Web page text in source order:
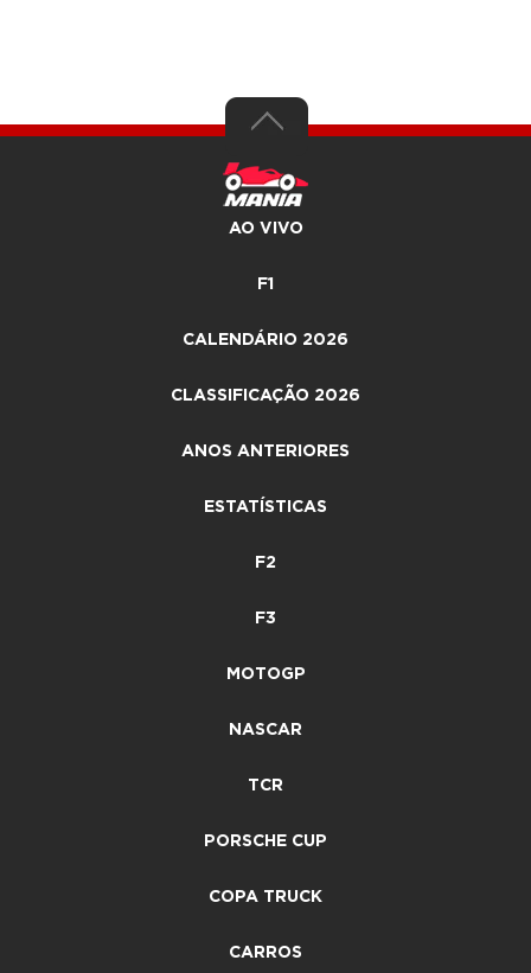
AO VIVO
F1
CALENDÁRIO 2026
CLASSIFICAÇÃO 2026
ANOS ANTERIORES
ESTATÍSTICAS
F2
F3
MOTOGP
NASCAR
TCR
PORSCHE CUP
COPA TRUCK
CARROS